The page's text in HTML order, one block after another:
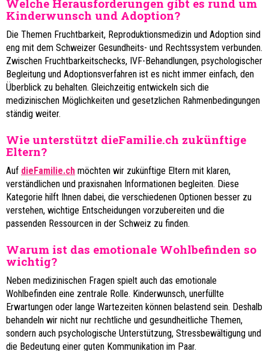
Welche Herausforderungen gibt es rund um
Kinderwunsch und Adoption?
Die Themen Fruchtbarkeit, Reproduktionsmedizin und Adoption sind
eng mit dem Schweizer Gesundheits- und Rechtssystem verbunden.
Zwischen Fruchtbarkeitschecks, IVF-Behandlungen, psychologischer
Begleitung und Adoptionsverfahren ist es nicht immer einfach, den
Überblick zu behalten. Gleichzeitig entwickeln sich die
medizinischen Möglichkeiten und gesetzlichen Rahmenbedingungen
ständig weiter.
Wie unterstützt dieFamilie.ch zukünftige
Eltern?
Auf dieFamilie.ch möchten wir zukünftige Eltern mit klaren,
verständlichen und praxisnahen Informationen begleiten. Diese
Kategorie hilft Ihnen dabei, die verschiedenen Optionen besser zu
verstehen, wichtige Entscheidungen vorzubereiten und die
passenden Ressourcen in der Schweiz zu finden.
Warum ist das emotionale Wohlbefinden so
wichtig?
Neben medizinischen Fragen spielt auch das emotionale
Wohlbefinden eine zentrale Rolle. Kinderwunsch, unerfüllte
Erwartungen oder lange Wartezeiten können belastend sein. Deshalb
behandeln wir nicht nur rechtliche und gesundheitliche Themen,
sondern auch psychologische Unterstützung, Stressbewältigung und
die Bedeutung einer guten Kommunikation im Paar.